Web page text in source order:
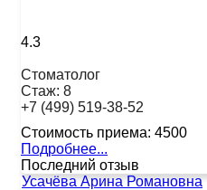
4.3
Стоматолог
Стаж: 8
+7 (499) 519-38-52
Стоимость приема: 4500
Подробнее...
Последний отзыв
Усачёва Арина Романовна